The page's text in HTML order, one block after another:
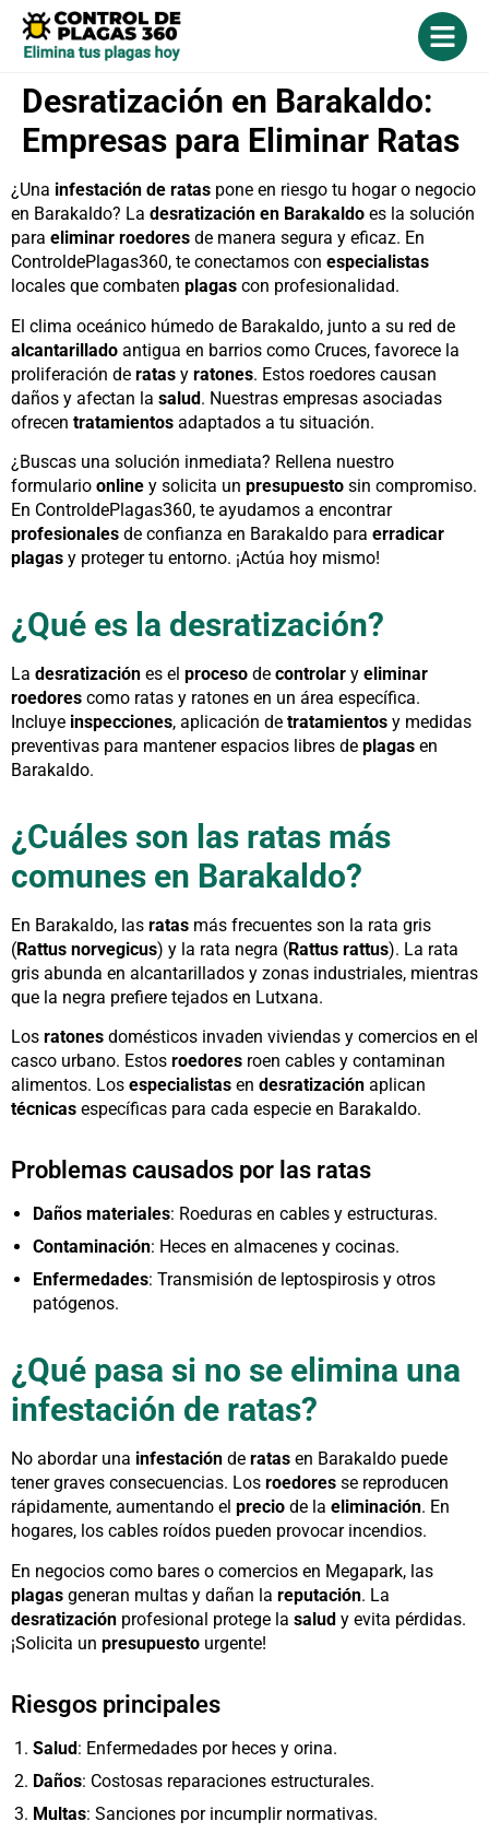
Desratización en Barakaldo:
Empresas para Eliminar Ratas
¿Una infestación de ratas pone en riesgo tu hogar o negocio
en Barakaldo? La desratización en Barakaldo es la solución
para eliminar roedores de manera segura y eficaz. En
ControldePlagas360, te conectamos con especialistas
locales que combaten plagas con profesionalidad.
El clima oceánico húmedo de Barakaldo, junto a su red de
alcantarillado antigua en barrios como Cruces, favorece la
proliferación de ratas y ratones. Estos roedores causan
daños y afectan la salud. Nuestras empresas asociadas
ofrecen tratamientos adaptados a tu situación.
¿Buscas una solución inmediata? Rellena nuestro
formulario online y solicita un presupuesto sin compromiso.
En ControldePlagas360, te ayudamos a encontrar
profesionales de confianza en Barakaldo para erradicar
plagas y proteger tu entorno. ¡Actúa hoy mismo!
¿Qué es la desratización?
La desratización es el proceso de controlar y eliminar
roedores como ratas y ratones en un área específica.
Incluye inspecciones, aplicación de tratamientos y medidas
preventivas para mantener espacios libres de plagas en
Barakaldo.
¿Cuáles son las ratas más
comunes en Barakaldo?
En Barakaldo, las ratas más frecuentes son la rata gris
(Rattus norvegicus) y la rata negra (Rattus rattus). La rata
gris abunda en alcantarillados y zonas industriales, mientras
que la negra prefiere tejados en Lutxana.
Los ratones domésticos invaden viviendas y comercios en el
casco urbano. Estos roedores roen cables y contaminan
alimentos. Los especialistas en desratización aplican
técnicas específicas para cada especie en Barakaldo.
Problemas causados por las ratas
Daños materiales: Roeduras en cables y estructuras.
Contaminación: Heces en almacenes y cocinas.
Enfermedades: Transmisión de leptospirosis y otros
patógenos.
¿Qué pasa si no se elimina una
infestación de ratas?
No abordar una infestación de ratas en Barakaldo puede
tener graves consecuencias. Los roedores se reproducen
rápidamente, aumentando el precio de la eliminación. En
hogares, los cables roídos pueden provocar incendios.
En negocios como bares o comercios en Megapark, las
plagas generan multas y dañan la reputación. La
desratización profesional protege la salud y evita pérdidas.
¡Solicita un presupuesto urgente!
Riesgos principales
Salud: Enfermedades por heces y orina.
Daños: Costosas reparaciones estructurales.
Multas: Sanciones por incumplir normativas.